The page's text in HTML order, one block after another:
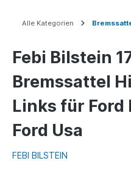
Alle Kategorien
Febi Bilstein
Bremssattel
Links für Ford
Ford Usa
FEBI BILSTEIN